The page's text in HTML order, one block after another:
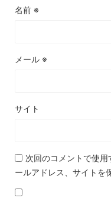
名前 ※
メール ※
サイト
次回のコメントで使
ールアドレス、サイトを